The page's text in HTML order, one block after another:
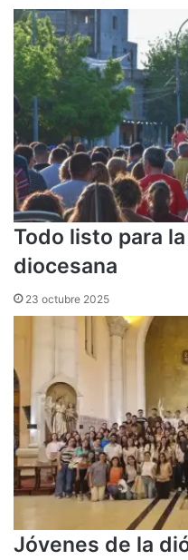
Todo listo para
diocesana
23 octubre 2025
Jóvenes de la